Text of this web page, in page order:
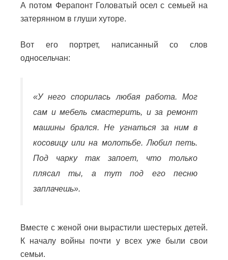
А потом Ферапонт Головатый осел с семьей на
затерянном в глуши хуторе.
Вот его портрет, написанный со слов
односельчан:
«У него спорилась любая работа. Мог
сам и мебель смастерить, и за ремонт
машины брался. Не угнаться за ним в
косовицу или на молотьбе. Любил петь.
Под чарку так запоет, что только
плясал ты, а тут под его песню
заплачешь».
Вместе с женой они вырастили шестерых детей.
К началу войны почти у всех уже были свои
семьи.